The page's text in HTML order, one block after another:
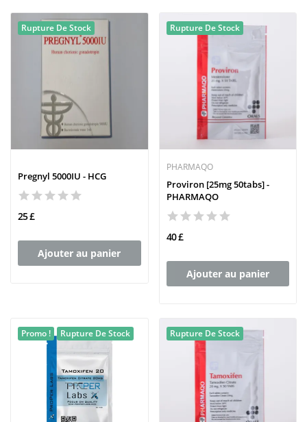
Rupture De Stock
Pregnyl 5000IU - HCG
25 £
Ajouter au panier
Rupture De Stock
PHARMAQO
Proviron [25mg 50tabs] -
PHARMAQO
40 £
Ajouter au panier
Promo ! Rupture De Stock Rupture De Stock